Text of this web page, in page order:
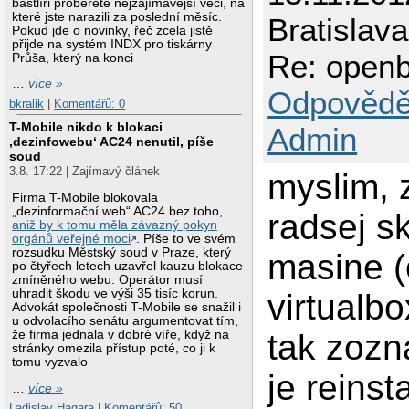
bastlíři proberete nejzajímavější věci, na
které jste narazili za poslední měsíc.
Pokud jde o novinky, řeč zcela jistě
přijde na systém INDX pro tiskárny
Průša, který na konci
…více »
bkralik | Komentářů: 0
T-Mobile nikdo k blokaci
‚dezinfowebu‘ AC24 nenutil, píše
soud
3.8. 17:22 | Zajímavý článek
Firma T-Mobile blokovala
„dezinformační web“ AC24 bez toho,
aniž by k tomu měla závazný pokyn
orgánů veřejné moci
. Píše to ve svém
rozsudku Městský soud v Praze, který
po čtyřech letech uzavřel kauzu blokace
zmíněného webu. Operátor musí
uhradit škodu ve výši 35 tisíc korun.
Advokát společnosti T-Mobile se snažil i
u odvolacího senátu argumentovat tím,
že firma jednala v dobré víře, když na
stránky omezila přístup poté, co ji k
tomu vyzvalo
…více »
Bratislava
Re:
Admin
myslim,
radsej
masine
tak
je